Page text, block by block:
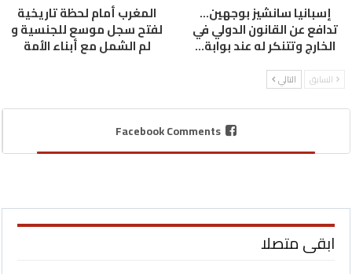
إسبانيا سانشيز بوجهين…
تدافع عن القانون الدولي في
الخارج وتتنكر له عند بوابة…
المغرب أمام لحظة تاريخية
لفتح سجل موسع للجنسية و
لم الشمل مع أبناء الأمة
السابق التالي
Facebook Comments
ابقى متصلا